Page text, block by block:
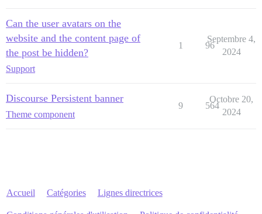
Can the user avatars on the
website and the content page of
the post be hidden?
Support
1 96
Septembre 4,
2024
Discourse Persistent banner
Theme component
9 564
Octobre 20,
2024
Accueil Catégories Lignes directrices